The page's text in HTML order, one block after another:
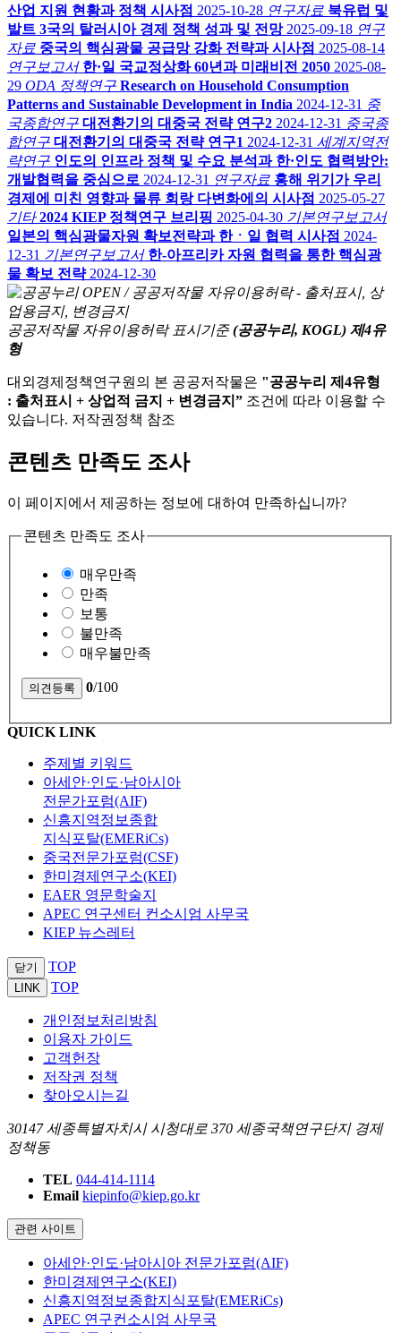
산업 지원 현황과 정책 시사점 2025-10-28 연구자료 북유럽 및
발트 3국의 탈러시아 경제 정책 성과 및 전망 2025-09-18 연구
자료 중국의 핵심광물 공급망 강화 전략과 시사점 2025-08-14
연구보고서 한·일 국교정상화 60년과 미래비전 2050 2025-08-
29 ODA 정책연구 Research on Household Consumption
Patterns and Sustainable Development in India 2024-12-31 중
국종합연구 대전환기의 대중국 전략 연구2 2024-12-31 중국종
합연구 대전환기의 대중국 전략 연구1 2024-12-31 세계지역전
략연구 인도의 인프라 정책 및 수요 분석과 한·인도 협력방안:
개발협력을 중심으로 2024-12-31 연구자료 홍해 위기가 우리
경제에 미친 영향과 물류 회랑 다변화에의 시사점 2025-05-27
기타 2024 KIEP 정책연구 브리핑 2025-04-30 기본연구보고서
일본의 핵심광물자원 확보전략과 한ㆍ일 협력 시사점 2024-
12-31 기본연구보고서 한-아프리카 자원 협력을 통한 핵심광
물 확보 전략 2024-12-30
공공저작물 자유이용허락 표시기준 (공공누리, KOGL) 제4유
형
대외경제정책연구원의 본 공공저작물은 "공공누리 제4유형
: 출처표시 + 상업적 금지 + 변경금지” 조건에 따라 이용할 수
있습니다. 저작권정책 참조
콘텐츠 만족도 조사
이 페이지에서 제공하는 정보에 대하여 만족하십니까?
콘텐츠 만족도 조사
매우만족
만족
보통
불만족
매우불만족
0/100
QUICK LINK
주제별 키워드
아세안·인도·남아시아
전문가포럼(AIF)
신흥지역정보종합
지식포탈(EMERiCs)
중국전문가포럼(CSF)
한미경제연구소(KEI)
EAER 영문학술지
APEC 연구센터 컨소시엄 사무국
KIEP 뉴스레터
닫기 TOP
LINK TOP
개인정보처리방침
이용자 가이드
고객헌장
저작권 정책
찾아오시는길
30147 세종특별자치시 시청대로 370 세종국책연구단지 경제
정책동
TEL 044-414-1114
Email kiepinfo@kiep.go.kr
관련 사이트
아세안·인도·남아시아 전문가포럼(AIF)
한미경제연구소(KEI)
신흥지역정보종합지식포탈(EMERiCs)
APEC 연구컨소시엄 사무국